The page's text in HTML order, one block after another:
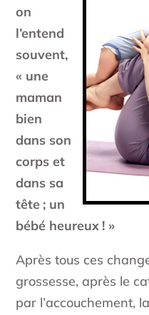
on
l’entend
souvent,
« une
maman
bien
dans son
corps et
dans sa
tête ; un
bébé heureux ! »
Après tous ces
grossesse, après le
par l’accouchement,